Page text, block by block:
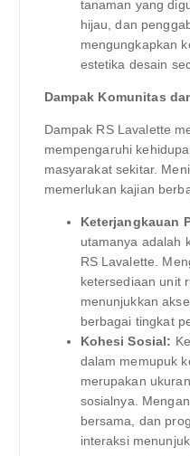
tanaman yang
hijau, dan
mengungkapkan
estetika desain
Dampak Komunitas
Dampak RS Lavalette
mempengaruhi
masyarakat sekitar.
memerlukan kajian
Keterjangkauan
utamanya adalah
RS Lavalette.
ketersediaan unit
menunjukkan
berbagai tingkat
Kohesi Sosial:
dalam memupuk
merupakan
sosialnya.
bersama, dan
interaksi